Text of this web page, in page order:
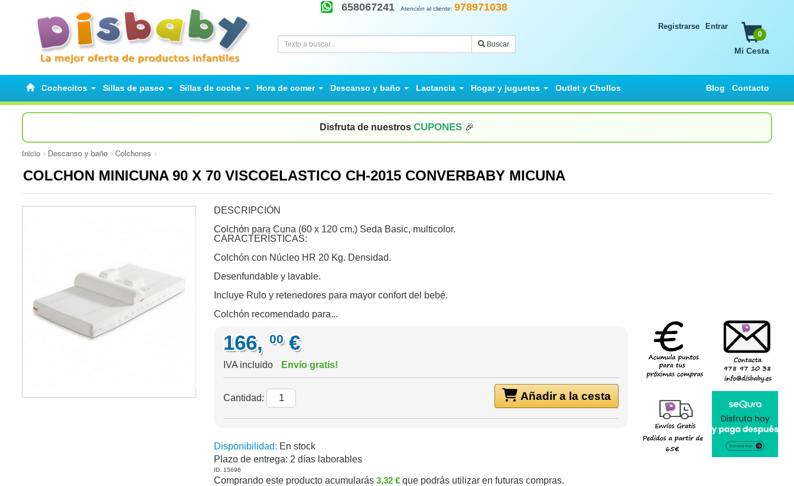
Atención al cliente: 978971038
658067241
Buscar
0
Mi Cesta
Registrarse Entrar
Cochecitos Sillas de paseo Sillas de coche Hora de comer Descanso y baño Lactancia Hogar y juguetes Outlet y Chollos Contacto
Blog
Disfruta de nuestros CUPONES 🎉
Inicio Descanso y baño Colchones
COLCHON MINICUNA 90 X 70 VISCOELASTICO CH-2015 CONVERBABY MICUNA
DESCRIPCIÓN
Colchón para Cuna (60 x 120 cm.) Seda Basic, multicolor.
CARACTERÍSTICAS:
Colchón con Núcleo HR 20 Kg. Densidad.
Desenfundable y lavable.
Incluye Rulo y retenedores para mayor confort del bebé.
Colchón recomendado para...
166, 00 €
IVA incluido Envío gratis!
Añadir a la cesta
Cantidad:
Disponibilidad: En stock
Plazo de entrega: 2 días laborables
ID: 15696
Comprando este producto acumularás 3,32 € que podrás utilizar en futuras compras.